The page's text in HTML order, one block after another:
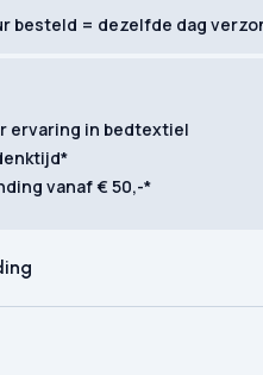
besteld = dezelfde dag
ervaring in bedtextiel
vanaf € 50,-*